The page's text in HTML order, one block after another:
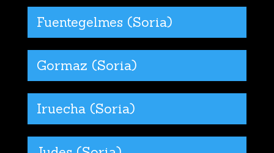
Fuentegelmes (Soria)
Gormaz (Soria)
Iruecha (Soria)